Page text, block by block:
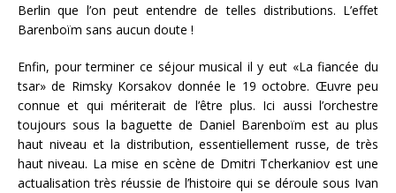
Berlin que l’on peut entendre de telles distributions. L’effet
Barenboïm sans aucun doute !
Enfin, pour terminer ce séjour musical il y eut «La fiancée du
tsar» de Rimsky Korsakov donnée le 19 octobre. Œuvre peu
connue et qui mériterait de l’être plus. Ici aussi l’orchestre
toujours sous la baguette de Daniel Barenboïm est au plus
haut niveau et la distribution, essentiellement russe, de très
haut niveau. La mise en scène de Dmitri Tcherkaniov est une
actualisation très réussie de l’histoire qui se déroule sous Ivan